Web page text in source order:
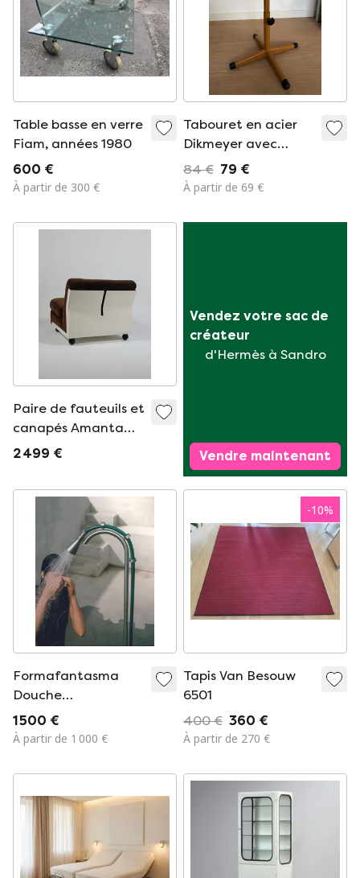
Table basse en verre
Fiam, années 1980
600 €
À partir de 300 €
Tabouret en acier
Dikmeyer avec
assise en chêne
84 € 79 €
À partir de 69 €
Paire de fauteuils et
canapés Amanta
Cord en fibre de
Bellini, C&B Italie
2 499 €
Vendez votre sac de
créateur
d'Hermès à Sandro
Vendre maintenant
Formafantasma
Douche
QuadroDesign
1 500 €
À partir de 1 000 €
-10%
Tapis Van Besouw
6501
400 € 360 €
À partir de 270 €